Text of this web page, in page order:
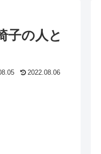
子の人と
2022.08.06